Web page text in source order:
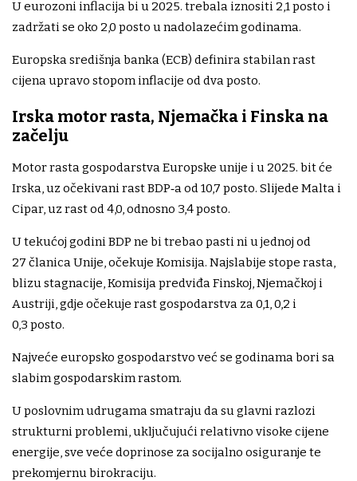
U eurozoni inflacija bi u 2025. trebala iznositi 2,1 posto i
zadržati se oko 2,0 posto u nadolazećim godinama.
Europska središnja banka (ECB) definira stabilan rast
cijena upravo stopom inflacije od dva posto.
Irska motor rasta, Njemačka i Finska na
začelju
Motor rasta gospodarstva Europske unije i u 2025. bit će
Irska, uz očekivani rast BDP‑a od 10,7 posto. Slijede Malta i
Cipar, uz rast od 4,0, odnosno 3,4 posto.
U tekućoj godini BDP ne bi trebao pasti ni u jednoj od
27 članica Unije, očekuje Komisija. Najslabije stope rasta,
blizu stagnacije, Komisija predviđa Finskoj, Njemačkoj i
Austriji, gdje očekuje rast gospodarstva za 0,1, 0,2 i
0,3 posto.
Najveće europsko gospodarstvo već se godinama bori sa
slabim gospodarskim rastom.
U poslovnim udrugama smatraju da su glavni razlozi
strukturni problemi, uključujući relativno visoke cijene
energije, sve veće doprinose za socijalno osiguranje te
prekomjernu birokraciju.